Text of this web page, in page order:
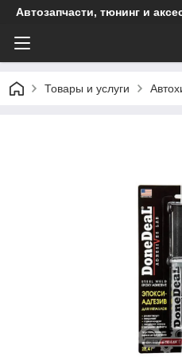
Автозапчасти, тюнинг и
Товары и услуги